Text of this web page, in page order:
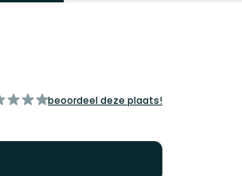
beoordeel deze plaats!